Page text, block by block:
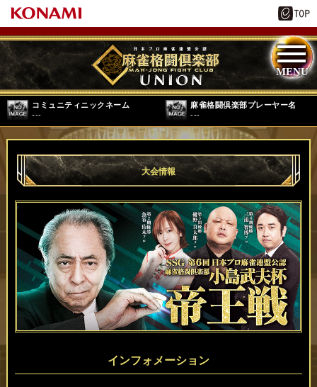
コミュニティニックネーム
---
麻雀格闘倶楽部プレーヤー名
---
大会情報
インフォメーション